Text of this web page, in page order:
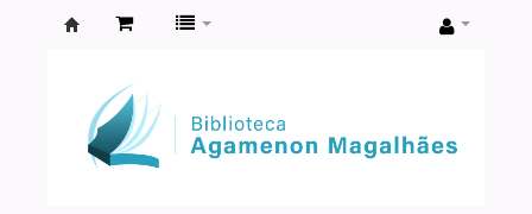
Agamenon
Magalhães